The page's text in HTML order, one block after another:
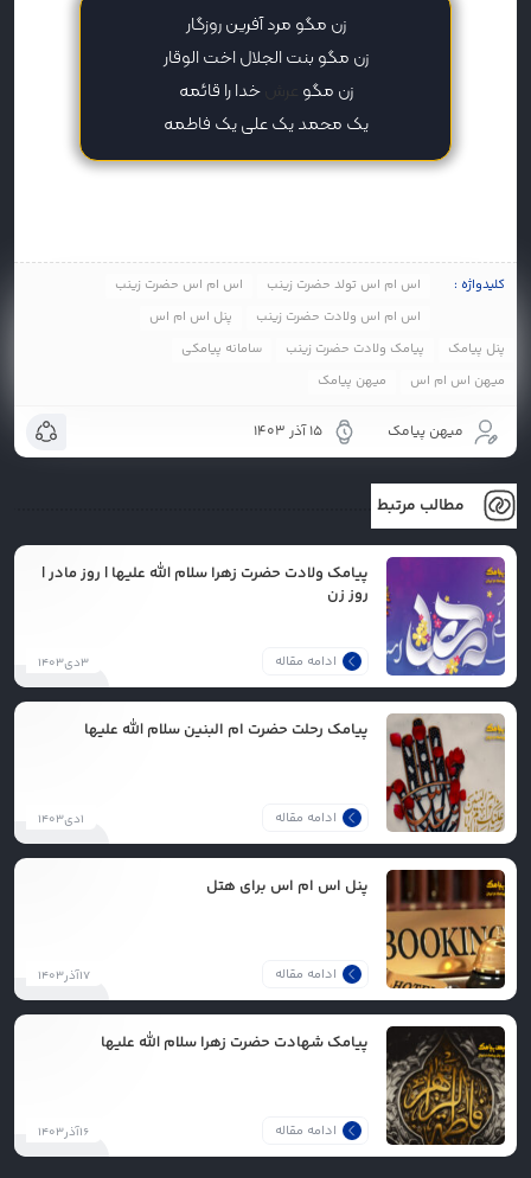
زن مگو مرد آفرین روزگار
زن مگو بنت الجلال اخت الوقار
زن مگو عرش
خدا را قائمه
یک محمد یک علی یک فاطمه
کلیدواژه : اس ام اس تولد حضرت زینب
اس ام اس حضرت زینب
اس ام اس ولادت حضرت زینب
پنل اس ام اس
پنل پیامک
پیامک ولادت حضرت زینب
سامانه پیامکی
میهن اس ام اس
میهن پیامک
میهن پیامک 15 آذر 1403
مطالب مرتبط
پیامک ولادت حضرت زهرا سلام الله علیها | روز مادر |
روز زن
ادامه مقاله ۳دی۱۴۰۳
پیامک رحلت حضرت ام البنین سلام الله علیها
ادامه مقاله ۱دی۱۴۰۳
پنل اس ام اس برای هتل
ادامه مقاله ۱۷آذر۱۴۰۳
پیامک شهادت حضرت زهرا سلام الله علیها
ادامه مقاله ۱۶آذر۱۴۰۳